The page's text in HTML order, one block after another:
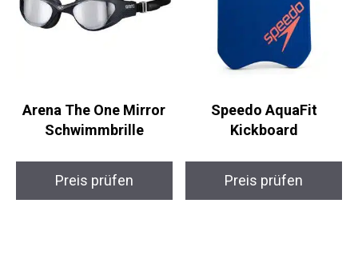
Arena The One Mirror
Schwimmbrille
Preis prüfen
Speedo AquaFit
Kickboard
Preis prüfen